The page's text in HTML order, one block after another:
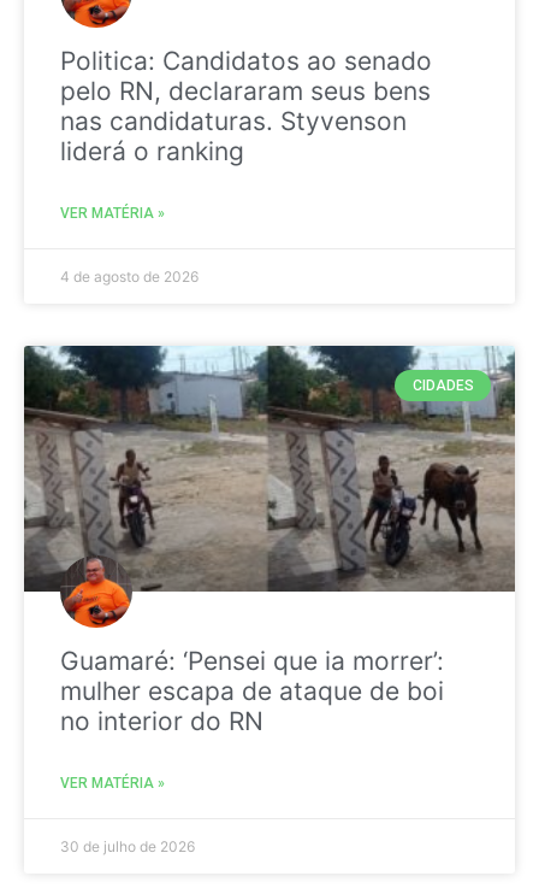
Politica: Candidatos ao senado
pelo RN, declararam seus bens
nas candidaturas. Styvenson
liderá o ranking
VER MATÉRIA »
4 de agosto de 2026
CIDADES
Guamaré: ‘Pensei que ia morrer’:
mulher escapa de ataque de boi
no interior do RN
VER MATÉRIA »
30 de julho de 2026